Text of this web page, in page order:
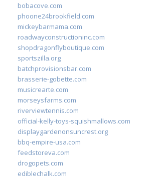
bobacove.com
phoone24brookfield.com
mickeybarmama.com
roadwayconstructioninc.com
shopdragonflyboutique.com
sportszilla.org
batchprovisionsbar.com
brasserie-gobette.com
musicrearte.com
morseysfarms.com
riverviewtennis.com
official-kelly-toys-squishmallows.com
displaygardenonsuncrest.org
bbq-empire-usa.com
feedstoreva.com
drogopets.com
ediblechalk.com